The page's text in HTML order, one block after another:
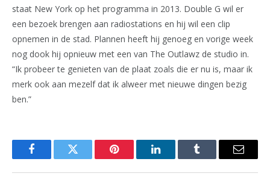
staat New York op het programma in 2013. Double G wil er
een bezoek brengen aan radiostations en hij wil een clip
opnemen in de stad. Plannen heeft hij genoeg en vorige week
nog dook hij opnieuw met een van The Outlawz de studio in.
“Ik probeer te genieten van de plaat zoals die er nu is, maar ik
merk ook aan mezelf dat ik alweer met nieuwe dingen bezig
ben.”
FacebookTwitter Pinterest LinkedInTumblr Email